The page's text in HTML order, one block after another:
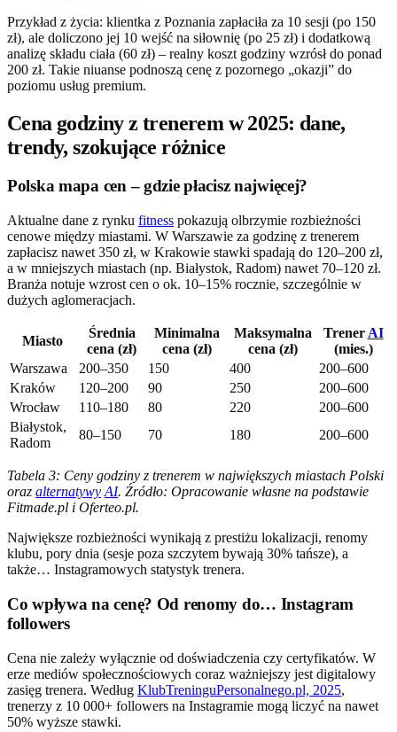
Przykład z życia: klientka z Poznania zapłaciła za 10 sesji (po 150
zł), ale doliczono jej 10 wejść na siłownię (po 25 zł) i dodatkową
analizę składu ciała (60 zł) – realny koszt godziny wzrósł do ponad
200 zł. Takie niuanse podnoszą cenę z pozornego „okazji” do
poziomu usług premium.
Cena godziny z trenerem w 2025: dane,
trendy, szokujące różnice
Polska mapa cen – gdzie płacisz najwięcej?
Aktualne dane z rynku fitness pokazują olbrzymie rozbieżności
cenowe między miastami. W Warszawie za godzinę z trenerem
zapłacisz nawet 350 zł, w Krakowie stawki spadają do 120–200 zł,
a w mniejszych miastach (np. Białystok, Radom) nawet 70–120 zł.
Branża notuje wzrost cen o ok. 10–15% rocznie, szczególnie w
dużych aglomeracjach.
Miasto
Średnia
cena (zł)
Minimalna
cena (zł)
Maksymalna
cena (zł)
Trener AI
(mies.)
Warszawa
200–350 150 400
200–600
Kraków
120–200 90 250
200–600
Wrocław
110–180 80 220
200–600
Białystok,
Radom
80–150 70 180 200–600
Tabela 3: Ceny godziny z trenerem w największych miastach Polski
oraz alternatywy AI. Źródło: Opracowanie własne na podstawie
Fitmade.pl i Oferteo.pl.
Największe rozbieżności wynikają z prestiżu lokalizacji, renomy
klubu, pory dnia (sesje poza szczytem bywają 30% tańsze), a
także… Instagramowych statystyk trenera.
Co wpływa na cenę? Od renomy do… Instagram
followers
Cena nie zależy wyłącznie od doświadczenia czy certyfikatów. W
erze mediów społecznościowych coraz ważniejszy jest digitalowy
zasięg trenera. Według KlubTreninguPersonalnego.pl, 2025,
trenerzy z 10 000+ followers na Instagramie mogą liczyć na nawet
50% wyższe stawki.